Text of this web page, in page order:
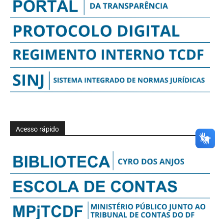
Acesso rápido